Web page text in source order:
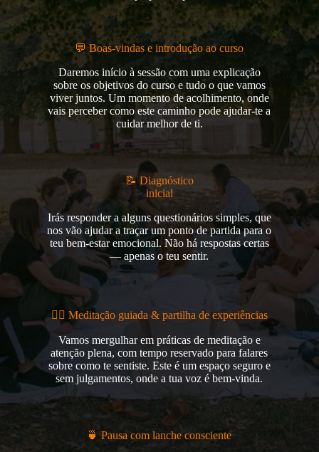
💬 Boas-vindas e introdução ao curso
Daremos início à sessão com uma explicação
sobre os objetivos do curso e tudo o que vamos
viver juntos. Um momento de acolhimento, onde
vais perceber como este caminho pode ajudar-te a
cuidar melhor de ti.
📝 Diagnóstico
inicial
Irás responder a alguns questionários simples, que
nos vão ajudar a traçar um ponto de partida para o
teu bem-estar emocional. Não há respostas certas
— apenas o teu sentir.
🧘‍♀️ Meditação guiada & partilha de experiências
Vamos mergulhar em práticas de meditação e
atenção plena, com tempo reservado para falares
sobre como te sentiste. Este é um espaço seguro e
sem julgamentos, onde a tua voz é bem-vinda.
🍵 Pausa com lanche consciente